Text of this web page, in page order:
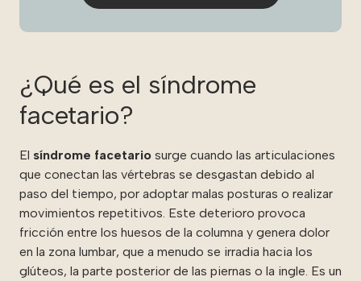
¿Qué es el síndrome
facetario?
El síndrome facetario surge cuando las articulaciones
que conectan las vértebras se desgastan debido al
paso del tiempo, por adoptar malas posturas o realizar
movimientos repetitivos. Este deterioro provoca
fricción entre los huesos de la columna y genera dolor
en la zona lumbar, que a menudo se irradia hacia los
glúteos, la parte posterior de las piernas o la ingle. Es un